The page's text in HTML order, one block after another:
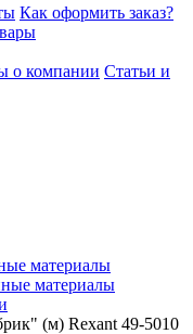
Как оформить заказ?
о компании Статьи и
материалы
материалы
(м) Rexant 49-5010